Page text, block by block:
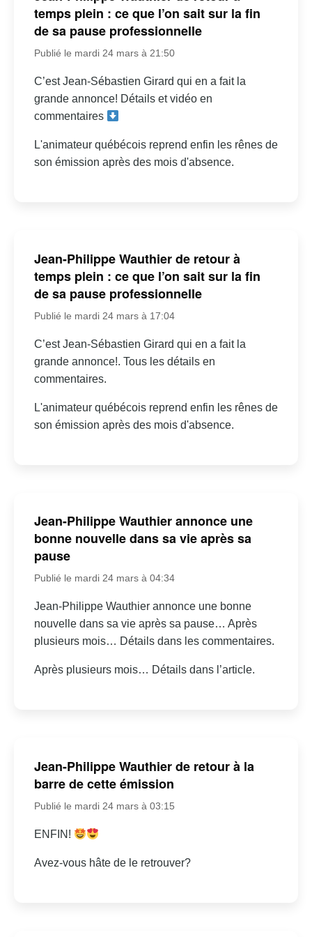
temps plein : ce que l’on sait sur la fin
de sa pause professionnelle
Publié le mardi 24 mars à 21:50
C’est Jean-Sébastien Girard qui en a fait la
grande annonce! Détails et vidéo en
commentaires
L'animateur québécois reprend enfin les rênes de
son émission après des mois d'absence.
Jean-Philippe Wauthier de retour à
temps plein : ce que l’on sait sur la fin
de sa pause professionnelle
Publié le mardi 24 mars à 17:04
C’est Jean-Sébastien Girard qui en a fait la
grande annonce!. Tous les détails en
commentaires.
L'animateur québécois reprend enfin les rênes de
son émission après des mois d'absence.
Jean-Philippe Wauthier annonce une
bonne nouvelle dans sa vie après sa
pause
Publié le mardi 24 mars à 04:34
Jean-Philippe Wauthier annonce une bonne
nouvelle dans sa vie après sa pause… Après
plusieurs mois… Détails dans les commentaires.
Après plusieurs mois… Détails dans l’article.
Jean-Philippe Wauthier de retour à la
barre de cette émission
Publié le mardi 24 mars à 03:15
ENFIN!
Avez-vous hâte de le retrouver?